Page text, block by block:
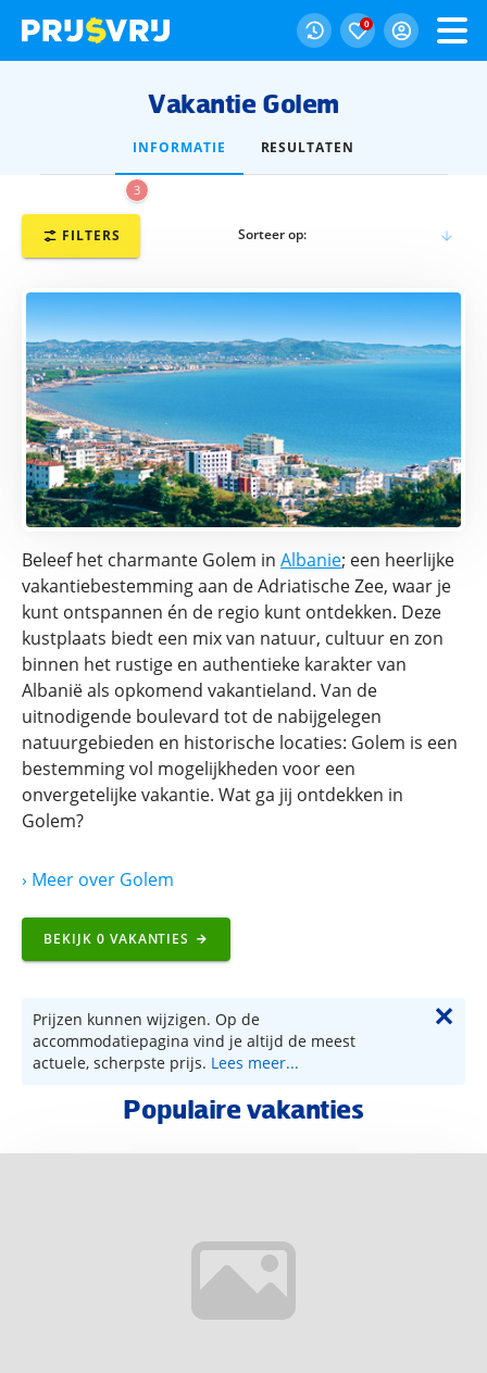
0
Vakantie Golem
INFORMATIE RESULTATEN
FILTERS
3
Sorteer op:
Beleef het charmante Golem in Albanie; een heerlijke
vakantiebestemming aan de Adriatische Zee, waar je
kunt ontspannen én de regio kunt ontdekken. Deze
kustplaats biedt een mix van natuur, cultuur en zon
binnen het rustige en authentieke karakter van
Albanië als opkomend vakantieland. Van de
uitnodigende boulevard tot de nabijgelegen
natuurgebieden en historische locaties: Golem is een
bestemming vol mogelijkheden voor een
onvergetelijke vakantie. Wat ga jij ontdekken in
Golem?
› Meer over Golem
BEKIJK 0 VAKANTIES
Prijzen kunnen wijzigen. Op de
accommodatiepagina vind je altijd de meest
actuele, scherpste prijs. Lees meer...
✕
Populaire vakanties